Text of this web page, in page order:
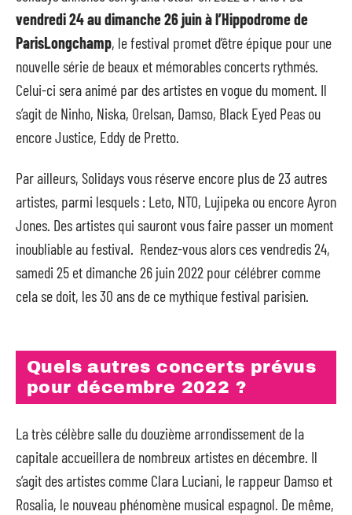
vendredi 24 au dimanche 26 juin à l’Hippodrome de
ParisLongchamp, le festival promet d’être épique pour une
nouvelle série de beaux et mémorables concerts rythmés.
Celui-ci sera animé par des artistes en vogue du moment. Il
s’agit de Ninho, Niska, Orelsan, Damso, Black Eyed Peas ou
encore Justice, Eddy de Pretto.
Par ailleurs, Solidays vous réserve encore plus de 23 autres
artistes, parmi lesquels : Leto, NTO, Lujipeka ou encore Ayron
Jones. Des artistes qui sauront vous faire passer un moment
inoubliable au festival. Rendez-vous alors ces vendredis 24,
samedi 25 et dimanche 26 juin 2022 pour célébrer comme
cela se doit, les 30 ans de ce mythique festival parisien.
Quels autres concerts prévus
pour décembre 2022 ?
La très célèbre salle du douzième arrondissement de la
capitale accueillera de nombreux artistes en décembre. Il
s’agit des artistes comme Clara Luciani, le rappeur Damso et
Rosalia, le nouveau phénomène musical espagnol. De même,